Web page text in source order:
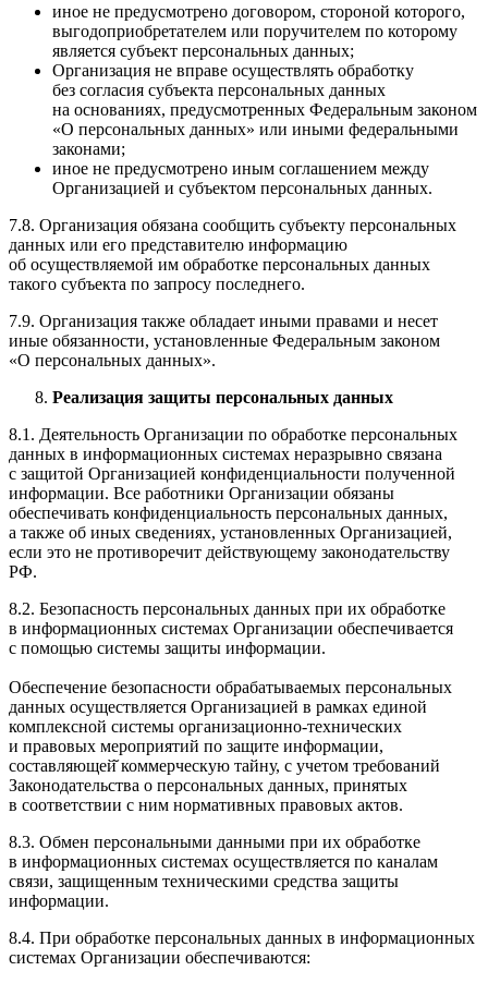
иное не предусмотрено договором, стороной которого,
выгодоприобретателем или поручителем по которому
является субъект персональных данных;
Организация не вправе осуществлять обработку
без согласия субъекта персональных данных
на основаниях, предусмотренных Федеральным законом
«О персональных данных» или иными федеральными
законами;
иное не предусмотрено иным соглашением между
Организацией и субъектом персональных данных.
7.8. Организация обязана сообщить субъекту персональных
данных или его представителю информацию
об осуществляемой им обработке персональных данных
такого субъекта по запросу последнего.
7.9. Организация также обладает иными правами и несет
иные обязанности, установленные Федеральным законом
«О персональных данных».
Реализация защиты персональных данных
8.1. Деятельность Организации по обработке персональных
данных в информационных системах неразрывно связана
с защитой Организацией конфиденциальности полученной
информации. Все работники Организации обязаны
обеспечивать конфиденциальность персональных данных,
а также об иных сведениях, установленных Организацией,
если это не противоречит действующему законодательству
РФ.
8.2. Безопасность персональных данных при их обработке
в информационных системах Организации обеспечивается
с помощью системы защиты информации.
Обеспечение безопасности обрабатываемых персональных
данных осуществляется Организацией в рамках единой
комплексной системы организационно-технических
и правовых мероприятий по защите информации,
составляющей̆ коммерческую тайну, с учетом требований
Законодательства о персональных данных, принятых
в соответствии с ним нормативных правовых актов.
8.3. Обмен персональными данными при их обработке
в информационных системах осуществляется по каналам
связи, защищенным техническими средства защиты
информации.
8.4. При обработке персональных данных в информационных
системах Организации обеспечиваются: